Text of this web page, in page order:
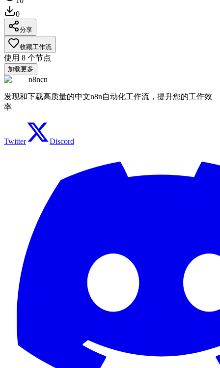
0
分享
收藏工作流
使用 8 个节点
加载更多
n8ncn
发现和下载高质量的中文n8n自动化工作流，提升您的工作效
率
Twitter Discord